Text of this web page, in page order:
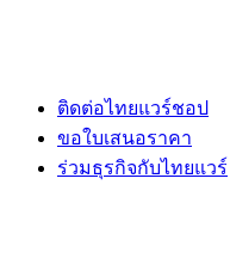
ติดต่อไทยแวร์ชอป
ขอใบเสนอราคา
ร่วมธุรกิจกับไทยแวร์